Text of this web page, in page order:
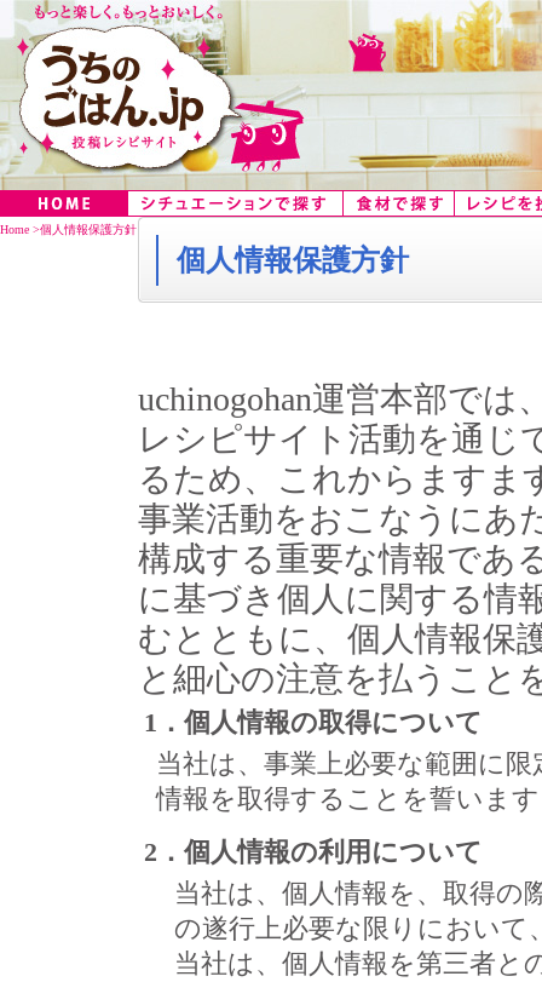
Home >個人情報保護方針
個人情報保護方針
uchinogohan運営本部で
レシピサイト活動を通じ
るため、これからますま
事業活動をおこなうにあ
構成する重要な情報であ
に基づき個人に関する情
むとともに、個人情報保
と細心の注意を払うこと
1．個人情報の取得について
当社は、事業上必要な範囲に
情報を取得することを誓いま
2．個人情報の利用について
当社は、個人情報を、取得の
の遂行上必要な限りにおいて
当社は、個人情報を第三者と